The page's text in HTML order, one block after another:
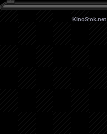
KinoStok.net